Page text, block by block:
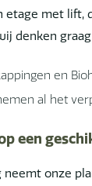
etage met
denken
en
al het
een
neemt onze